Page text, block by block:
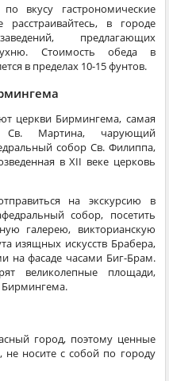
вкусу гастрономические
в городе
предлагающих
Стоимость обеда в
в пределах 10-15 фунтов.
церкви Бирмингема, самая
Мартина, чарующий
собор Св. Филиппа,
в XII веке церковь
на экскурсию в
собор, посетить
галерею, викторианскую
изящных искусств Брабера,
на фасаде часами Биг-Брам.
великолепные площади,
Бирмингема.
город, поэтому ценные
носите с собой по городу